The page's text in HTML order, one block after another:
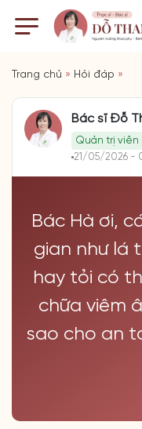
Trang chủ » Hỏi đáp »
Bác sĩ Đỗ
Quản trị viên
21/05/2026 -
Bác Hà ơi,
gian như lá
hay tỏi có
chữa viêm
sao cho an